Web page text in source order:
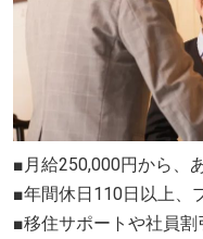
■月給250,000円から、
■年間休日110日以上、
■移住サポートや社員